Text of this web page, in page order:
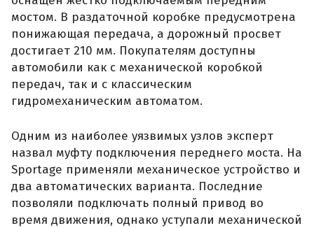
мостом. В раздаточной коробке предусмотрена
понижающая передача, а дорожный просвет
достигает 210 мм. Покупателям доступны
автомобили как с механической коробкой
передач, так и с классическим
гидромеханическим автоматом.
Одним из наиболее уязвимых узлов эксперт
назвал муфту подключения переднего моста. На
Sportage применяли механическое устройство и
два автоматических варианта. Последние
позволяли подключать полный привод во
время движения, однако уступали механической